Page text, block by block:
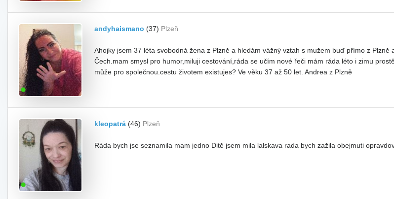
andyhaismano (37) Plzeň
Ahojky jsem 37 léta svobodná žena z Plzně a hledám vážný vztah s mužem buď přímo z Plzně
Čech.mam smysl pro humor,miluji cestování,ráda se učím nové řeči mám ráda léto i zimu
může pro společnou.cestu životem existujes? Ve věku 37 až 50 let. Andrea z Plzně
kleopatrá (46) Plzeň
Ráda bych jse seznamila mam jedno Ditě jsem mila lalskava rada bych zažila obejmuti